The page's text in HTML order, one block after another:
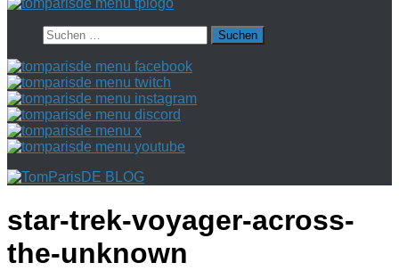
Suchen
nach:
star-trek-voyager-across-
the-unknown